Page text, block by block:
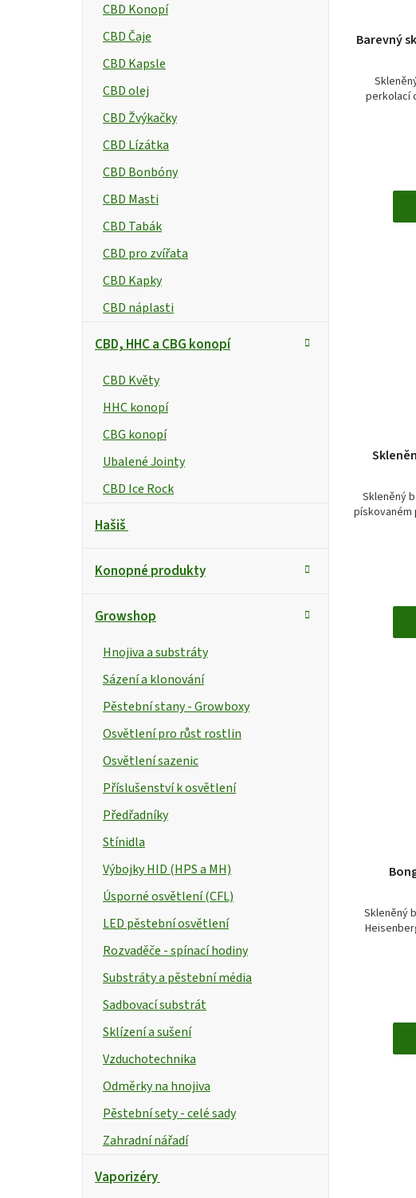
CBD Konopí
CBD Čaje
CBD Kapsle
CBD olej
CBD Žvýkačky
CBD Lízátka
CBD Bonbóny
CBD Masti
CBD Tabák
CBD pro zvířata
CBD Kapky
CBD náplasti
CBD, HHC a CBG konopí
CBD Květy
HHC konopí
CBG konopí
Ubalené Jointy
CBD Ice Rock
Hašiš
Konopné produkty
Growshop
Hnojiva a substráty
Sázení a klonování
Pěstební stany - Growboxy
Osvětlení pro růst rostlin
Osvětlení sazenic
Příslušenství k osvětlení
Předřadníky
Stínidla
Výbojky HID (HPS a MH)
Úsporné osvětlení (CFL)
LED pěstební osvětlení
Rozvaděče - spínací hodiny
Substráty a pěstební média
Sadbovací substrát
Sklízení a sušení
Vzduchotechnika
Odměrky na hnojiva
Pěstební sety - celé sady
Zahradní nářadí
Vaporizéry
Barevný
perkolací
Skleněný
pískovaném
Skleněný